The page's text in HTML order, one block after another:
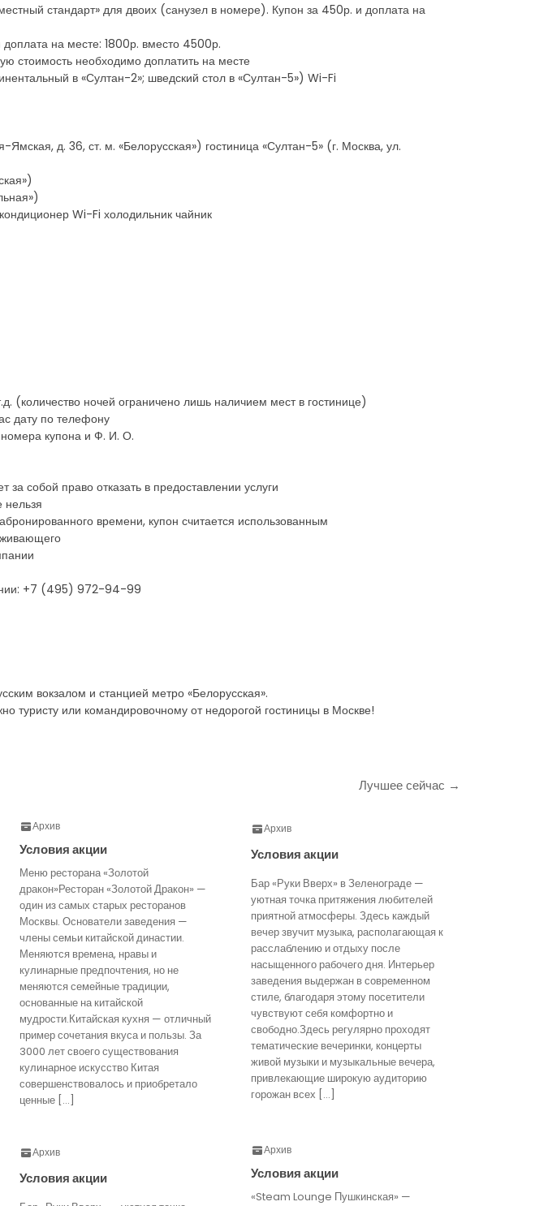
стандарт» для двоих (санузел в номере). Купон за 450р. и доплата на
на месте: 1800р. вместо 4500р.
стоимость необходимо доплатить на месте
в «Султан-2»; шведский стол в «Султан-5») Wi-Fi
д. 36, ст. м. «Белорусская») гостиница «Султан-5» (г. Москва, ул.
Wi-Fi холодильник чайник
(количество ночей ограничено лишь наличием мест в гостинице)
дату по телефону
купона и Ф. И. О.
собой право отказать в предоставлении услуги
времени, купон считается использованным
+7 (495) 972-94-99
вокзалом и станцией метро «Белорусская».
туристу или командировочному от недорогой гостиницы в Москве!
Лучшее сейчас →
Архив
Условия акции
Меню ресторана «Золотой
дракон»Ресторан «Золотой Дракон» —
один из самых старых ресторанов
Москвы. Основатели заведения —
члены семьи китайской династии.
Меняются времена, нравы и
кулинарные предпочтения, но не
меняются семейные традиции,
основанные на китайской
мудрости.Китайская кухня — отличный
пример сочетания вкуса и пользы. За
3000 лет своего существования
кулинарное искусство Китая
совершенствовалось и приобретало
ценные […]
Архив
Условия акции
Бар «Руки Вверх» в Зеленограде —
уютная точка притяжения любителей
приятной атмосферы. Здесь каждый
вечер звучит музыка, располагающая к
расслаблению и отдыху после
насыщенного рабочего дня. Интерьер
заведения выдержан в современном
стиле, благодаря этому посетители
чувствуют себя комфортно и
свободно.Здесь регулярно проходят
тематические вечеринки, концерты
живой музыки и музыкальные вечера,
привлекающие широкую аудиторию
горожан всех […]
Архив
Условия акции
Архив
Условия акции
«Steam Lounge Пушкинская» —